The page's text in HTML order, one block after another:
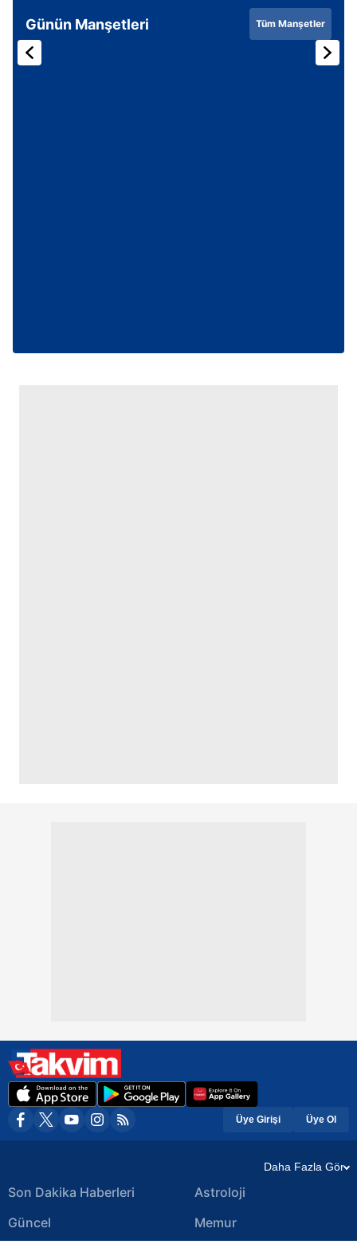
Günün Manşetleri Tüm Manşetler
Üye Girişi Üye Ol
Daha Fazla Gör
Son Dakika Haberleri
Güncel
Astroloji
Memur